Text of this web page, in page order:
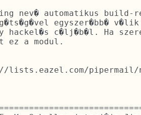
nev� automatikus build-
egyszer�bb�
hackel�s c�lj�b�l. Ha
ez a modul.